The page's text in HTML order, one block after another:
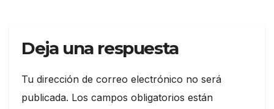
Deja una respuesta
Tu dirección de correo electrónico no será
publicada. Los campos obligatorios están